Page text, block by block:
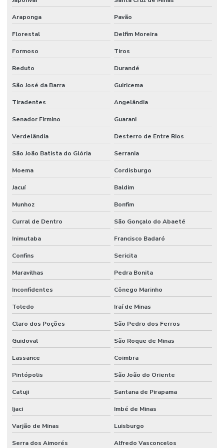
Araponga Pavão
Florestal Delfim Moreira
Formoso Tiros
Reduto Durandé
São José da Barra Guiricema
Tiradentes Angelândia
Senador Firmino Guarani
Verdelândia Desterro de Entre Rios
São João Batista do Glória Serrania
Moema Cordisburgo
Jacuí Baldim
Munhoz Bonfim
Curral de Dentro São Gonçalo do Abaeté
Inimutaba Francisco Badaró
Confins Sericita
Maravilhas Pedra Bonita
Inconfidentes Cônego Marinho
Toledo Iraí de Minas
Claro dos Poções São Pedro dos Ferros
Guidoval São Roque de Minas
Lassance Coimbra
Pintópolis São João do Oriente
Catuji Santana de Pirapama
Ijaci Imbé de Minas
Varjão de Minas Luisburgo
Serra dos Aimorés Alfredo Vasconcelos